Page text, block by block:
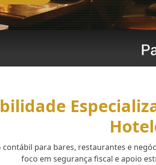
contábil para bares, restaurantes e
foco em segurança fiscal e apoio